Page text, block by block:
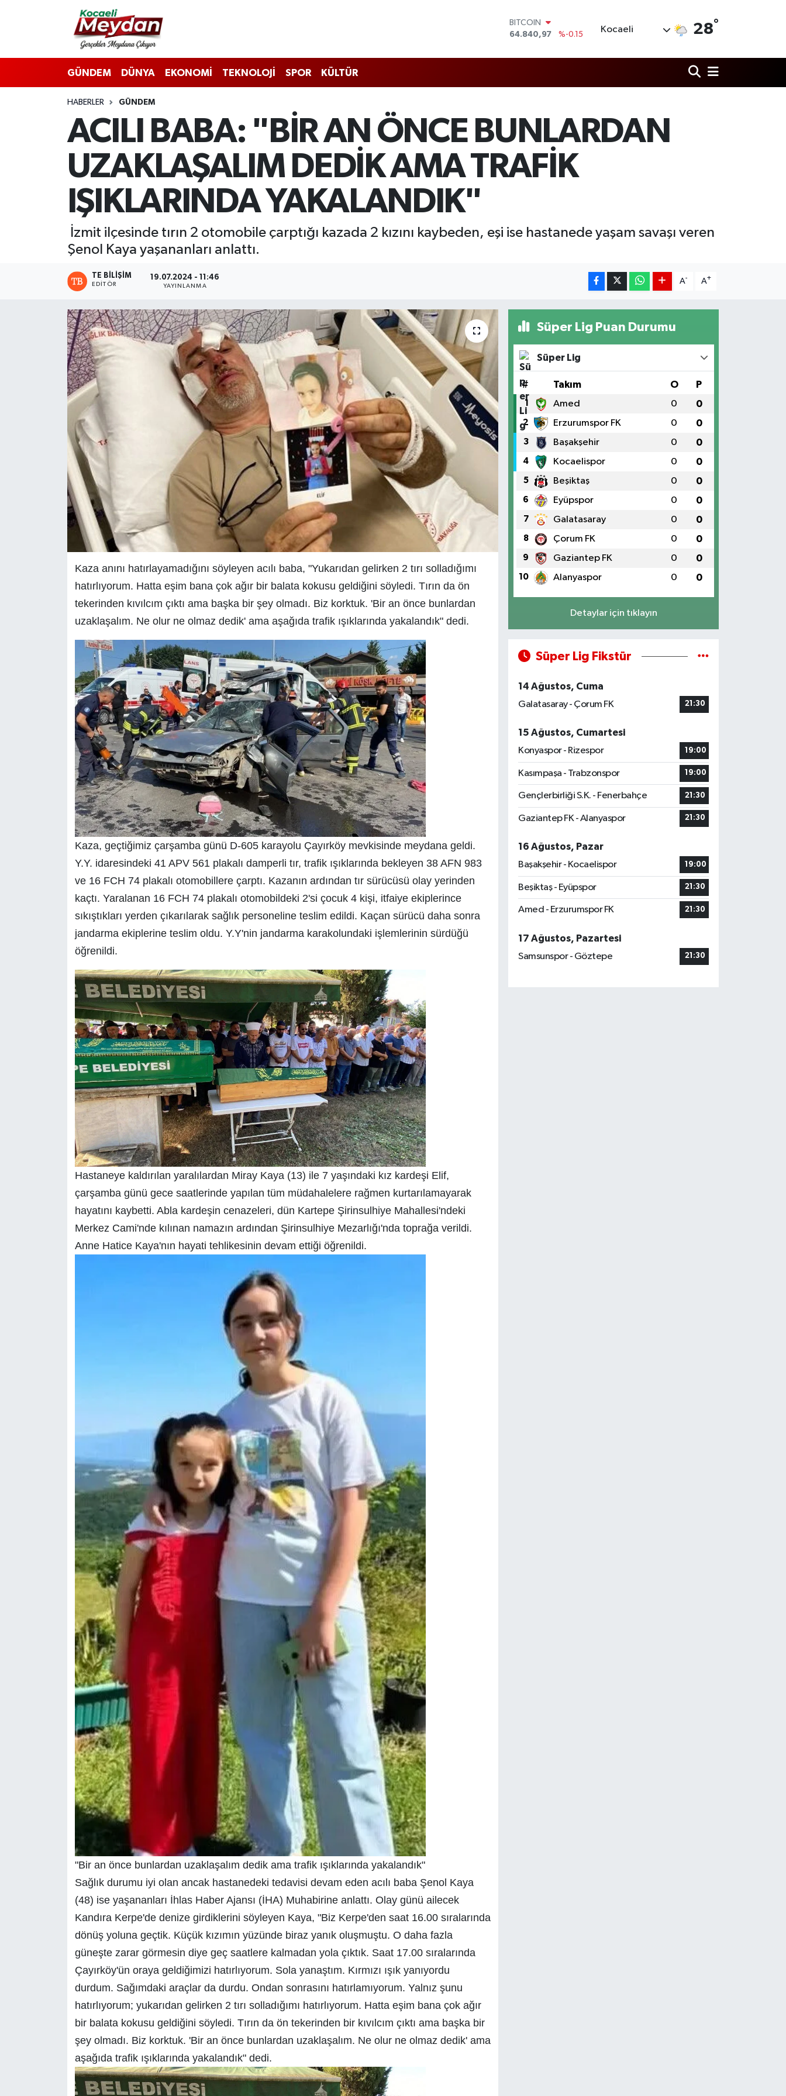
DOLAR
47,7436
%0.18
55,2510
%0.32
BİST100
13.779
%-14
BITCOIN
64.840,97
%-0.15
Kocaeli 28°
GÜNDEM DÜNYA EKONOMİ TEKNOLOJİ SPOR KÜLTÜR
HABERLER GÜNDEM
ACILI BABA: "BİR AN ÖNCE BUNLARDAN
UZAKLAŞALIM DEDİK AMA TRAFİK
IŞIKLARINDA YAKALANDIK"
İzmit ilçesinde tırın 2 otomobile çarptığı kazada 2 kızını kaybeden, eşi ise hastanede yaşam savaşı veren
Şenol Kaya yaşananları anlattı.
TE BILIŞIM
EDITÖR
19.07.2024 - 11:46
YAYINLANMA
A- A+
Kaza anını hatırlayamadığını söyleyen acılı baba, "Yukarıdan gelirken 2 tırı solladığımı
hatırlıyorum. Hatta eşim bana çok ağır bir balata kokusu geldiğini söyledi. Tırın da ön
tekerinden kıvılcım çıktı ama başka bir şey olmadı. Biz korktuk. 'Bir an önce bunlardan
uzaklaşalım. Ne olur ne olmaz dedik' ama aşağıda trafik ışıklarında yakalandık" dedi.
Kaza, geçtiğimiz çarşamba günü D-605 karayolu Çayırköy mevkisinde meydana geldi.
Y.Y. idaresindeki 41 APV 561 plakalı damperli tır, trafik ışıklarında bekleyen 38 AFN 983
ve 16 FCH 74 plakalı otomobillere çarptı. Kazanın ardından tır sürücüsü olay yerinden
kaçtı. Yaralanan 16 FCH 74 plakalı otomobildeki 2'si çocuk 4 kişi, itfaiye ekiplerince
sıkıştıkları yerden çıkarılarak sağlık personeline teslim edildi. Kaçan sürücü daha sonra
jandarma ekiplerine teslim oldu. Y.Y'nin jandarma karakolundaki işlemlerinin sürdüğü
öğrenildi.
Hastaneye kaldırılan yaralılardan Miray Kaya (13) ile 7 yaşındaki kız kardeşi Elif,
çarşamba günü gece saatlerinde yapılan tüm müdahalelere rağmen kurtarılamayarak
hayatını kaybetti. Abla kardeşin cenazeleri, dün Kartepe Şirinsulhiye Mahallesi'ndeki
Merkez Cami'nde kılınan namazın ardından Şirinsulhiye Mezarlığı'nda toprağa verildi.
Anne Hatice Kaya'nın hayati tehlikesinin devam ettiği öğrenildi.
"Bir an önce bunlardan uzaklaşalım dedik ama trafik ışıklarında yakalandık"
Sağlık durumu iyi olan ancak hastanedeki tedavisi devam eden acılı baba Şenol Kaya
(48) ise yaşananları İhlas Haber Ajansı (İHA) Muhabirine anlattı. Olay günü ailecek
Kandıra Kerpe'de denize girdiklerini söyleyen Kaya, "Biz Kerpe'den saat 16.00 sıralarında
dönüş yoluna geçtik. Küçük kızımın yüzünde biraz yanık oluşmuştu. O daha fazla
güneşte zarar görmesin diye geç saatlere kalmadan yola çıktık. Saat 17.00 sıralarında
Çayırköy'ün oraya geldiğimizi hatırlıyorum. Sola yanaştım. Kırmızı ışık yanıyordu
durdum. Sağımdaki araçlar da durdu. Ondan sonrasını hatırlamıyorum. Yalnız şunu
hatırlıyorum; yukarıdan gelirken 2 tırı solladığımı hatırlıyorum. Hatta eşim bana çok ağır
bir balata kokusu geldiğini söyledi. Tırın da ön tekerinden bir kıvılcım çıktı ama başka bir
şey olmadı. Biz korktuk. 'Bir an önce bunlardan uzaklaşalım. Ne olur ne olmaz dedik' ama
aşağıda trafik ışıklarında yakalandık" dedi.
Süper Lig Puan Durumu
Süper Lig
# Takım O P
1 Amed 0 0
2 Erzurumspor FK 0 0
3 Başakşehir 0 0
4 Kocaelispor 0 0
5 Beşiktaş 0 0
6 Eyüpspor 0 0
7 Galatasaray 0 0
8 Çorum FK 0 0
9 Gaziantep FK 0 0
10 Alanyaspor 0 0
Detaylar için tıklayın
Süper Lig Fikstür
14 Ağustos, Cuma
Galatasaray - Çorum FK
21:30
15 Ağustos, Cumartesi
Konyaspor - Rizespor
19:00
Kasımpaşa - Trabzonspor 19:00
Gençlerbirliği S.K. - Fenerbahçe 21:30
Gaziantep FK - Alanyaspor 21:30
16 Ağustos, Pazar
Başakşehir - Kocaelispor
19:00
Beşiktaş - Eyüpspor 21:30
Amed - Erzurumspor FK 21:30
17 Ağustos, Pazartesi
Samsunspor - Göztepe
21:30
Nöbetçi Eczaneler
Hava Durumu
Trafik Durumu
Süper Lig Puan Durumu ve Fikstür
Tüm Manşetler
Son Dakika Haberleri
Haber Arşivi